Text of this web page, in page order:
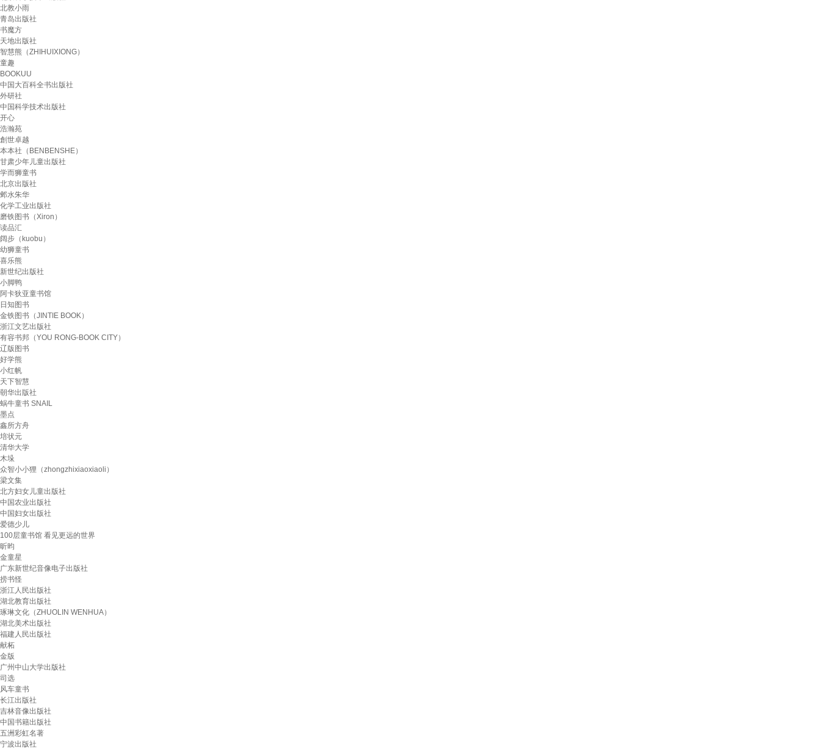
北教小雨
青岛出版社
书魔方
天地出版社
智慧熊（ZHIHUIXIONG）
童趣
BOOKUU
中国大百科全书出版社
外研社
中国科学技术出版社
开心
浩瀚苑
創世卓越
本本社（BENBENSHE）
甘肃少年儿童出版社
学而狮童书
北京出版社
邺水朱华
化学工业出版社
磨铁图书（Xiron）
读品汇
阔步（kuobu）
幼狮童书
喜乐熊
新世纪出版社
小脚鸭
阿卡狄亚童书馆
日知图书
金铁图书（JINTIE BOOK）
浙江文艺出版社
有容书邦（YOU RONG-BOOK CITY）
辽版图书
好学熊
小红帆
天下智慧
朝华出版社
蜗牛童书 SNAIL
墨点
鑫所方舟
培状元
清华大学
木垛
众智小小狸（zhongzhixiaoxiaoli）
梁文集
北方妇女儿童出版社
中国农业出版社
中国妇女出版社
爱德少儿
100层童书馆 看见更远的世界
昕昀
金童星
广东新世纪音像电子出版社
捞书怪
浙江人民出版社
湖北教育出版社
琢琳文化（ZHUOLIN WENHUA）
湖北美术出版社
福建人民出版社
献柘
金版
广州中山大学出版社
司选
风车童书
长江出版社
吉林音像出版社
中国书籍出版社
五洲彩虹名著
宁波出版社